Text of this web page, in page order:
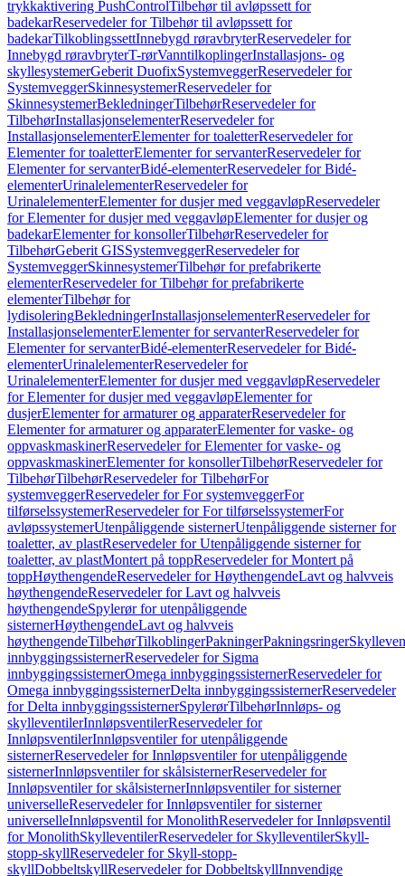
trykkaktivering PushControlTilbehør til avløpssett for
badekarReservedeler for Tilbehør til avløpssett for
badekarTilkoblingssettInnebygd røravbryterReservedeler for
Innebygd røravbryterT-rørVanntilkoplingerInstallasjons- og
skyllesystemerGeberit DuofixSystemveggerReservedeler for
SystemveggerSkinnesystemerReservedeler for
SkinnesystemerBekledningerTilbehørReservedeler for
TilbehørInstallasjonselementerReservedeler for
InstallasjonselementerElementer for toaletterReservedeler for
Elementer for toaletterElementer for servanterReservedeler for
Elementer for servanterBidé-elementerReservedeler for Bidé-
elementerUrinalelementerReservedeler for
UrinalelementerElementer for dusjer med veggavløpReservedeler
for Elementer for dusjer med veggavløpElementer for dusjer og
badekarElementer for konsollerTilbehørReservedeler for
TilbehørGeberit GISSystemveggerReservedeler for
SystemveggerSkinnesystemerTilbehør for prefabrikerte
elementerReservedeler for Tilbehør for prefabrikerte
elementerTilbehør for
lydisoleringBekledningerInstallasjonselementerReservedeler for
InstallasjonselementerElementer for servanterReservedeler for
Elementer for servanterBidé-elementerReservedeler for Bidé-
elementerUrinalelementerReservedeler for
UrinalelementerElementer for dusjer med veggavløpReservedeler
for Elementer for dusjer med veggavløpElementer for
dusjerElementer for armaturer og apparaterReservedeler for
Elementer for armaturer og apparaterElementer for vaske- og
oppvaskmaskinerReservedeler for Elementer for vaske- og
oppvaskmaskinerElementer for konsollerTilbehørReservedeler for
TilbehørTilbehørReservedeler for TilbehørFor
systemveggerReservedeler for For systemveggerFor
tilførselssystemerReservedeler for For tilførselssystemerFor
avløpssystemerUtenpåliggende sisternerUtenpåliggende sisterner for
toaletter, av plastReservedeler for Utenpåliggende sisterner for
toaletter, av plastMontert på toppReservedeler for Montert på
toppHøythengendeReservedeler for HøythengendeLavt og halvveis
høythengendeReservedeler for Lavt og halvveis
høythengendeSpylerør for utenpåliggende
sisternerHøythengendeLavt og halvveis
høythengendeTilbehørTilkoblingerPakningerPakningsringer
innbyggingssisternerReservedeler for Sigma
innbyggingssisternerOmega innbyggingssisternerReservedeler for
Omega innbyggingssisternerDelta innbyggingssisternerReservedeler
for Delta innbyggingssisternerSpylerørTilbehørInnløps- og
skylleventilerInnløpsventilerReservedeler for
InnløpsventilerInnløpsventiler for utenpåliggende
sisternerReservedeler for Innløpsventiler for utenpåliggende
sisternerInnløpsventiler for skålsisternerReservedeler for
Innløpsventiler for skålsisternerInnløpsventiler for sisterner
universelleReservedeler for Innløpsventiler for sisterner
universelleInnløpsventil for MonolithReservedeler for Innløpsventil
for MonolithSkylleventilerReservedeler for SkylleventilerSkyll-
stopp-skyllReservedeler for Skyll-stopp-
skyllDobbeltskyllReservedeler for DobbeltskyllInnvendige